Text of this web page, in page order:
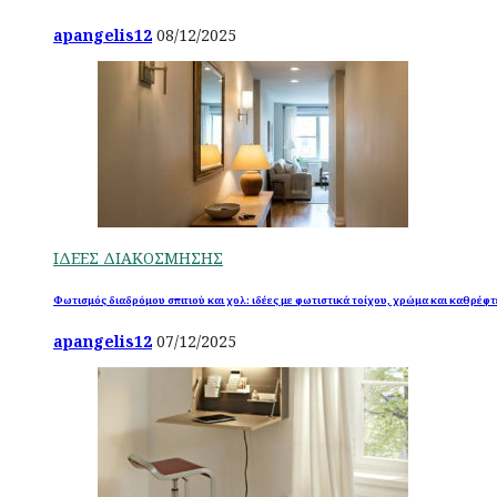
apangelis12 08/12/2025
ΙΔΕΕΣ ΔΙΑΚΟΣΜΗΣΗΣ
Φωτισμός διαδρόμου σπιτιού και χολ: ιδέες με φωτιστικά τοίχου, χρώμα και
apangelis12 07/12/2025